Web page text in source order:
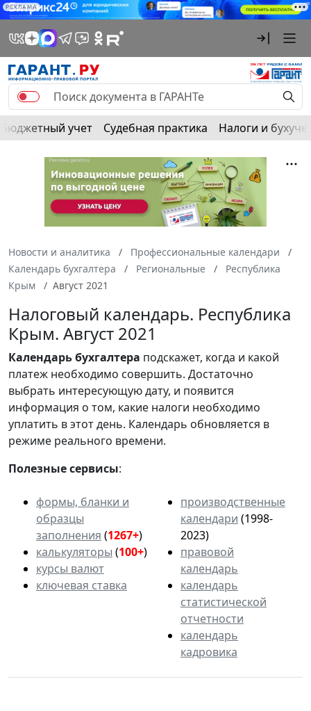
РЕКЛАМА
Бюджетный учет Судебная практика Налоги и
Новости и аналитика
Профессиональные календари
Календарь бухгалтера
Региональные
Республика
Крым
Август 2021
Налоговый календарь. Республика
Крым. Август 2021
Календарьбухгалтера подскажет, когда и какой
платеж необходимо совершить. Достаточно
выбрать интересующую дату, и появится
информация о том, какие налоги необходимо
уплатить в этот день. Календарь обновляется в
режиме реального времени.
Полезные сервисы:
формы, бланки и
образцы
заполнения (1267+)
калькуляторы (100+)
курсы валют
ключевая ставка
производственные
календари (1998-
2023)
правовой
календарь
календарь
статистической
отчетности
календарь
кадровика